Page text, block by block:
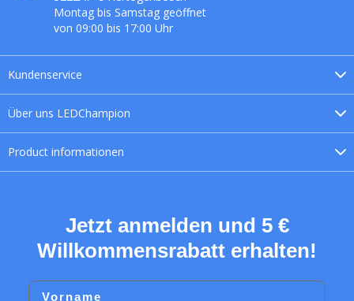
Über uns LEDChampion
Product informationen
Kundenservice
Montag bis Samstag geöffnet
von 09:00 bis 17:00 Uhr
Jetzt anmelden und 5 €
Willkommensrabatt erhalten!
Vorname